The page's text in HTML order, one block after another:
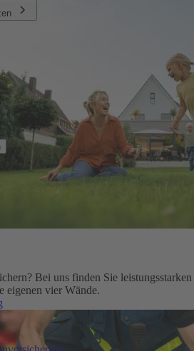
Bei uns finden Sie leistungsstarken
eigenen vier Wände.